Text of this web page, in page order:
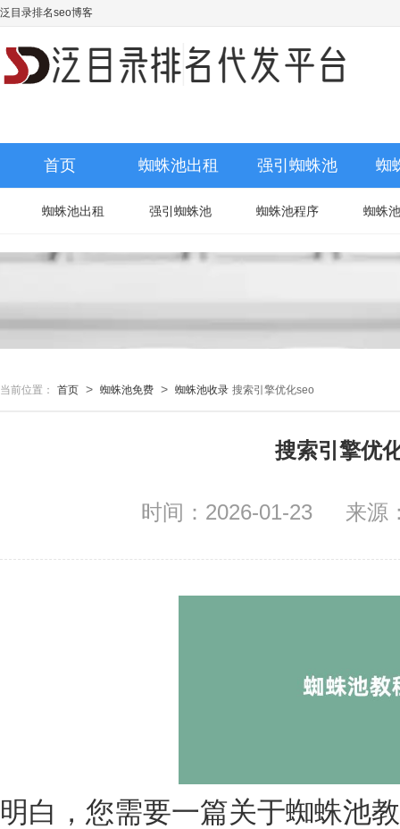
泛目录排名seo博客
首页 蜘蛛池出租 强引蜘蛛池 蜘
蜘蛛池出租 强引蜘蛛池 蜘蛛池程序 蜘蛛
当前位置： 首页 > 蜘蛛池免费 > 蜘蛛池收录 搜索引擎优化seo
搜索引擎优
时间：2026-01-23 来源
明白，您需要一篇关于蜘蛛池